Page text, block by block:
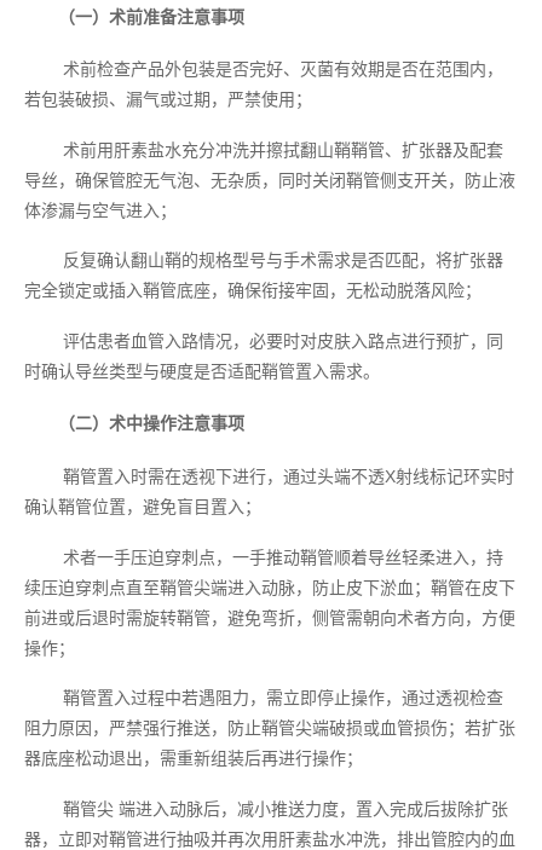
（一）术前准备注意事项
术前检查产品外包装是否完好、灭菌有效期是否在范围内，
若包装破损、漏气或过期，严禁使用；
术前用肝素盐水充分冲洗并擦拭翻山鞘鞘管、扩张器及配套
导丝，确保管腔无气泡、无杂质，同时关闭鞘管侧支开关，防止液
体渗漏与空气进入；
反复确认翻山鞘的规格型号与手术需求是否匹配，将扩张器
完全锁定或插入鞘管底座，确保衔接牢固，无松动脱落风险；
评估患者血管入路情况，必要时对皮肤入路点进行预扩，同
时确认导丝类型与硬度是否适配鞘管置入需求。
（二）术中操作注意事项
鞘管置入时需在透视下进行，通过头端不透X射线标记环实时
确认鞘管位置，避免盲目置入；
术者一手压迫穿刺点，一手推动鞘管顺着导丝轻柔进入，持
续压迫穿刺点直至鞘管尖端进入动脉，防止皮下淤血；鞘管在皮下
前进或后退时需旋转鞘管，避免弯折，侧管需朝向术者方向，方便
操作；
鞘管置入过程中若遇阻力，需立即停止操作，通过透视检查
阻力原因，严禁强行推送，防止鞘管尖端破损或血管损伤；若扩张
器底座松动退出，需重新组装后再进行操作；
鞘管尖 端进入动脉后，减小推送力度，置入完成后拔除扩张
器，立即对鞘管进行抽吸并再次用肝素盐水冲洗，排出管腔内的血